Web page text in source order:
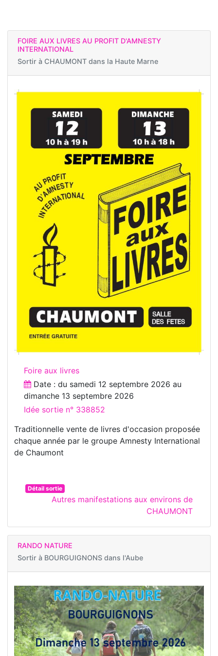
FOIRE AUX LIVRES AU PROFIT D'AMNESTY
INTERNATIONAL
Sortir à CHAUMONT dans la Haute Marne
Foire aux livres
Date : du samedi 12 septembre 2026 au
dimanche 13 septembre 2026
Idée sortie n° 338852
Traditionnelle vente de livres d'occasion proposée
chaque année par le groupe Amnesty International
de Chaumont
Détail sortie
Autres manifestations aux environs de
CHAUMONT
RANDO NATURE
Sortir à BOURGUIGNONS dans l'Aube